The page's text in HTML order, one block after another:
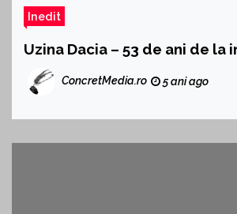
Inedit
Uzina Dacia – 53 de ani de la
ConcretMedia.ro 5 ani ago